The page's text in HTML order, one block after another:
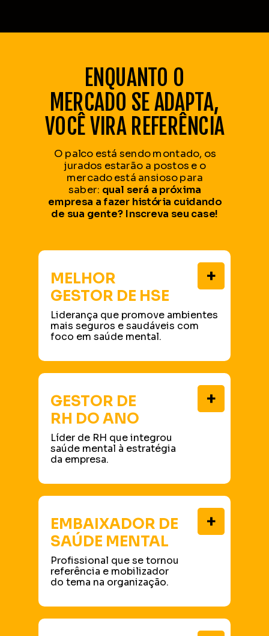
ENQUANTO O
MERCADO SE ADAPTA,
VOCÊ VIRA REFERÊNCIA
MELHOR
GESTOR DE HSE
Liderança que promove ambientes
mais seguros e saudáveis com
foco em saúde mental.
+
GESTOR DE
RH DO ANO
Líder de RH que integrou
saúde mental à estratégia
da empresa.
+
EMBAIXADOR DE
SAÚDE MENTAL
Profissional que se tornou
referência e mobilizador
do tema na organização.
+
O palco está sendo montado, os
jurados estarão a postos e o
mercado está ansioso para
saber: qual será a próxima
empresa a fazer história cuidando
de sua gente? Inscreva seu case!